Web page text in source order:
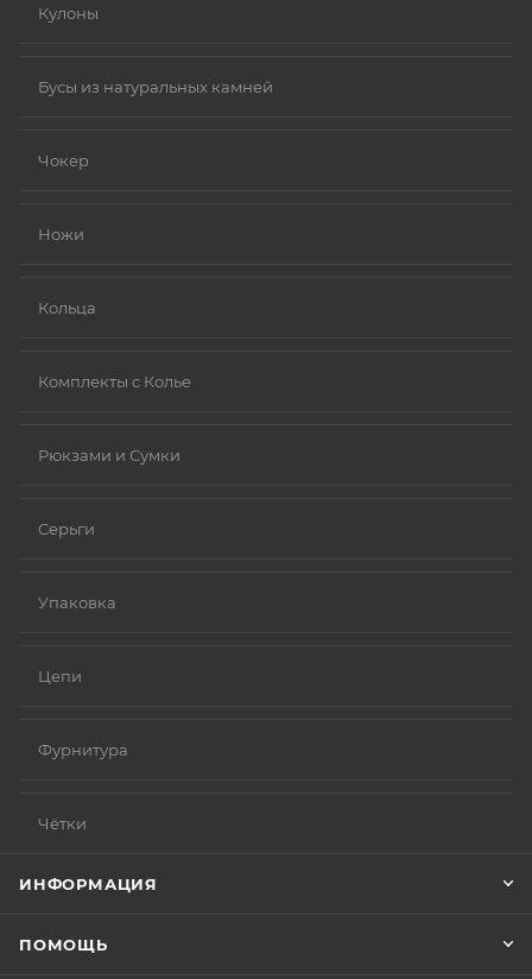
Кулоны
Бусы из натуральных камней
Чокер
Ножи
Кольца
Комплекты с Колье
Рюкзами и Сумки
Серьги
Упаковка
Цепи
Фурнитура
Чётки
ИНФОРМАЦИЯ
ПОМОЩЬ